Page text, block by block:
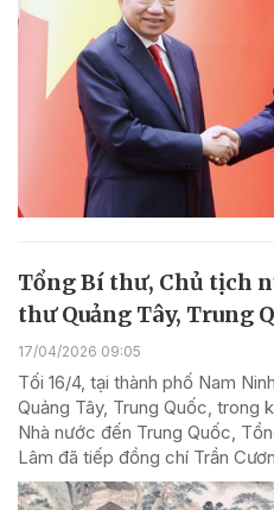
Tổng Bí thư, Chủ tịch
thư Quảng Tây, Trung
17/04/2026 09:05
Tối 16/4, tại thành phố Nam
Quảng Tây, Trung Quốc, trong
Nhà nước đến Trung Quốc,
Lâm đã tiếp đồng chí Trần